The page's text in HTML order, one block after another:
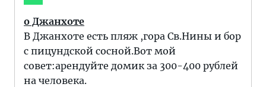
о Джанхоте
В Джанхоте есть пляж ,гора Св.Нины и бор
с пицундской сосной.Вот мой
совет:арендуйте домик за 300-400 рублей
на человека.